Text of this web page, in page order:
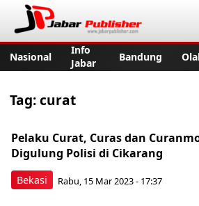
Nasional
Info
Jabar
Bandung
Tag:curat
Bekasi
Pelaku Curat, Curas dan
Digulung Polisi di Cikarang
Rabu, 15 Mar 2023 - 17:37